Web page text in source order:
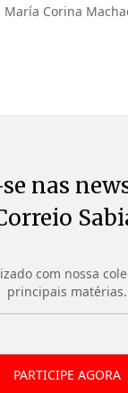
María Corina
nas
com nossa
principais matérias.
PARTICIPE AGORA